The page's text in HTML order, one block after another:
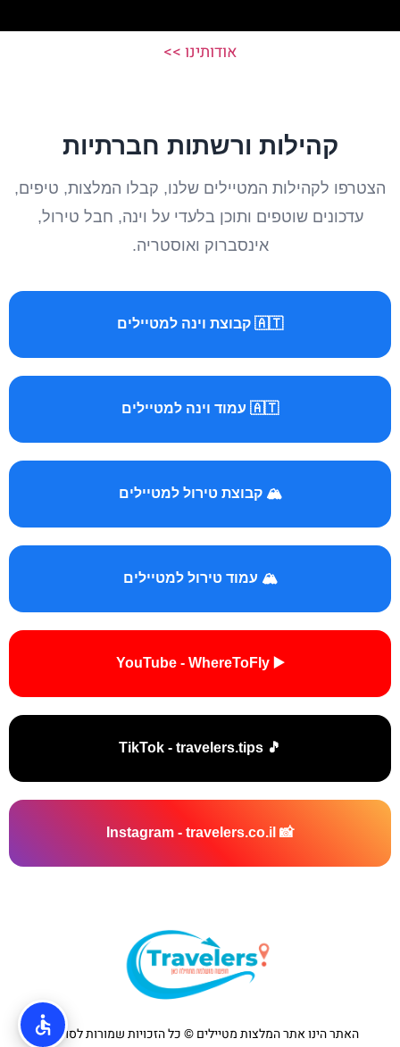
אודותינו >>
קהילות ורשתות חברתיות
הצטרפו לקהילות המטיילים שלנו, קבלו המלצות, טיפים,
עדכונים שוטפים ותוכן בלעדי על וינה, חבל טירול,
אינסברוק ואוסטריה.
🇦🇹 קבוצת וינה למטיילים
🇦🇹 עמוד וינה למטיילים
🏔️ קבוצת טירול למטיילים
🏔️ עמוד טירול למטיילים
▶️ YouTube - WhereToFly
🎵 TikTok - travelers.tips
📸 Instagram - travelers.co.il
האתר הינו אתר המלצות מטיילים © כל הזכויות שמורות לסוכנות